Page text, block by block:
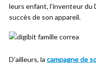
leurs enfant, l’inventeur
succès de son appareil.
D’ailleurs, la campagne de